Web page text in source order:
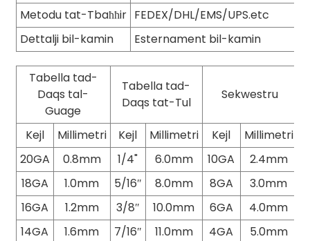
Metodu tat-Tbaħħir FEDEX/DHL/EMS/UPS.etc
Dettalji bil-kamin
Esternament bil-kamin
Tabella tad-
Daqs tal-
Guage
Tabella tad-
Daqs tat-Tul
Sekwestru
Kejl Millimetri Kejl Millimetri Kejl
Millimetri
20GA
0.8mm 1/4" 6.0mm 10GA
2.4mm
18GA
1.0mm 5/16″ 8.0mm 8GA
3.0mm
16GA
1.2mm 3/8″ 10.0mm 6GA
4.0mm
14GA
1.6mm 7/16″ 11.0mm 4GA
5.0mm